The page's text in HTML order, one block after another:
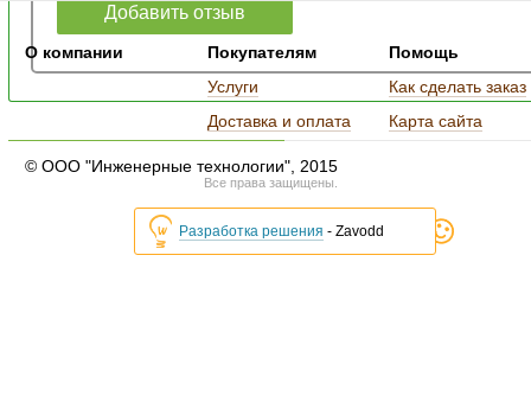
О компании
Покупателям
Услуги
Доставка и оплата
Помощь
Как сделать заказ
Карта сайта
© ООО "Инженерные технологии", 2015
Все права защищены.
Разработка решения - Zavodd